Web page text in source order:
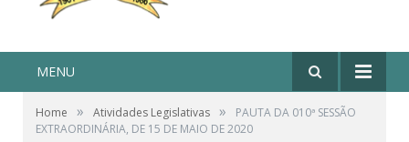
MENU
Home » Atividades Legislativas »
PAUTA DA 010ª SESSÃO
EXTRAORDINÁRIA, DE 15 DE MAIO DE 2020